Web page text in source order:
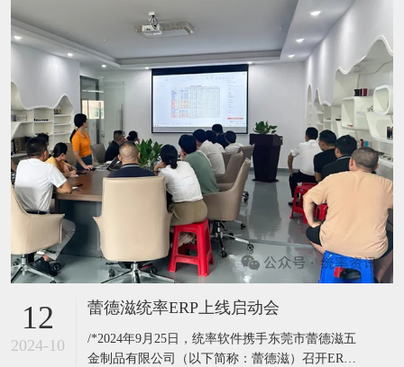
12
2024-10
蕾德滋统率ERP上线启动会
/*2024年9月25日，统率软件携手东莞市蕾德滋五
金制品有限公司（以下简称：蕾德滋）召开ERP